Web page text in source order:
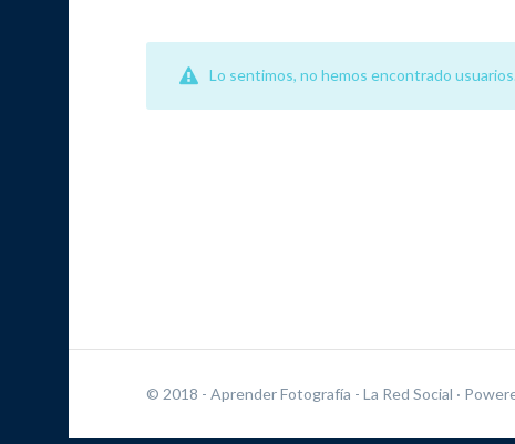
Lo sentimos, no hemos encontrado usuarios.
© 2018 - Aprender Fotografía - La Red Social ·